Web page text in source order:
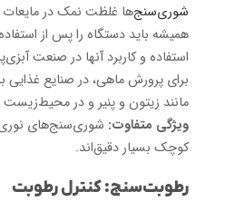
شوری‌سنج‌ها غلظت نمک در مایعات
همیشه باید دستگاه را پس از
استفاده و کاربرد آنها در صنعت
برای پرورش ماهی، در صنایع
مانند زیتون و پنیر و در
ویژگی متفاوت: شوری‌سنج‌های نوری
کوچک بسیار دقیق‌اند.
رطوبت‌سنج: کنترل رطوبت